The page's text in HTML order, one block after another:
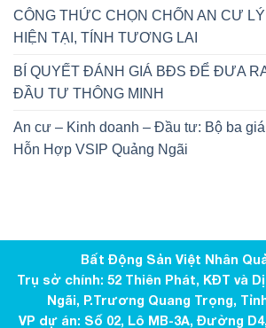
CÔNG THỨC CHỌN CHỐN AN CƯ
HIỆN TẠI, TÍNH TƯƠNG LAI
BÍ QUYẾT ĐÁNH GIÁ BĐS ĐỂ ĐƯA
ĐẦU TƯ THÔNG MINH
An cư – Kinh doanh – Đầu tư: Bộ ba
Hỗn Hợp VSIP Quảng Ngãi
Bất Động Sản Việt Nhân
Trụ sở chính: 52 Thiên Phát, KĐT và
Ngãi, P.Trương Quang Trọng,
VP dự án: Số 02, Lô MB-3A, Đường